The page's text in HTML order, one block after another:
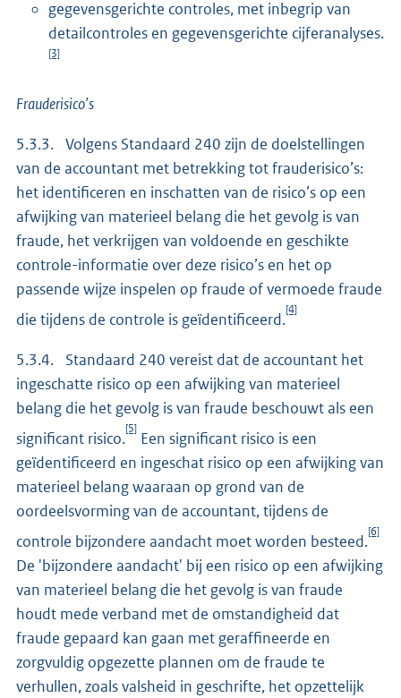
gegevensgerichte controles, met inbegrip van
detailcontroles en gegevensgerichte cijferanalyses.
[3]
Frauderisico’s
5.3.3. Volgens Standaard 240 zijn de doelstellingen
van de accountant met betrekking tot frauderisico’s:
het identificeren en inschatten van de risico’s op een
afwijking van materieel belang die het gevolg is van
fraude, het verkrijgen van voldoende en geschikte
controle-informatie over deze risico’s en het op
passende wijze inspelen op fraude of vermoede fraude
die tijdens de controle is geïdentificeerd.
[4]
5.3.4. Standaard 240 vereist dat de accountant het
ingeschatte risico op een afwijking van materieel
belang die het gevolg is van fraude beschouwt als een
significant risico.
[5]
Een significant risico is een
geïdentificeerd en ingeschat risico op een afwijking van
materieel belang waaraan op grond van de
oordeelsvorming van de accountant, tijdens de
controle bijzondere aandacht moet worden besteed.
[6]
De 'bijzondere aandacht' bij een risico op een afwijking
van materieel belang die het gevolg is van fraude
houdt mede verband met de omstandigheid dat
fraude gepaard kan gaan met geraffineerde en
zorgvuldig opgezette plannen om de fraude te
verhullen, zoals valsheid in geschrifte, het opzettelijk